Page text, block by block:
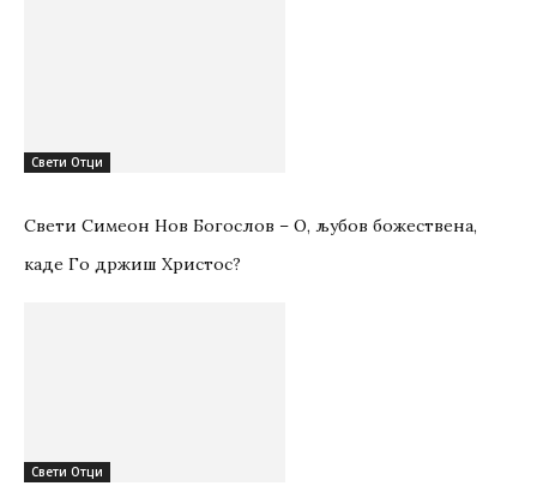
Свети Отци
Свети Симеон Нов Богослов – О, љубов божествена,
каде Го држиш Христос?
Свети Отци